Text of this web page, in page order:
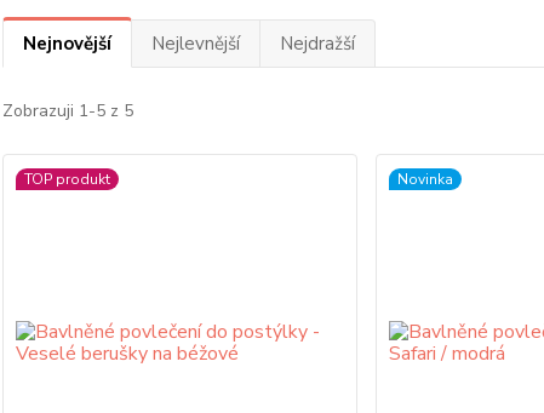
Nejnovější Nejlevnější Nejdražší
Zobrazuji 1-5 z 5
TOP produkt Novinka